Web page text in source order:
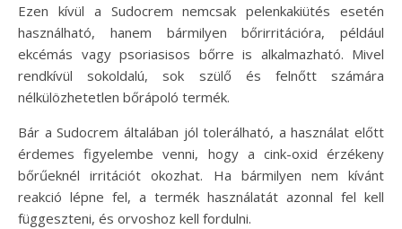
Ezen kívül a Sudocrem nemcsak pelenkakiütés esetén
használható, hanem bármilyen bőrirritációra, például
ekcémás vagy psoriasisos bőrre is alkalmazható. Mivel
rendkívül sokoldalú, sok szülő és felnőtt számára
nélkülözhetetlen bőrápoló termék.
Bár a Sudocrem általában jól tolerálható, a használat előtt
érdemes figyelembe venni, hogy a cink-oxid érzékeny
bőrűeknél irritációt okozhat. Ha bármilyen nem kívánt
reakció lépne fel, a termék használatát azonnal fel kell
függeszteni, és orvoshoz kell fordulni.